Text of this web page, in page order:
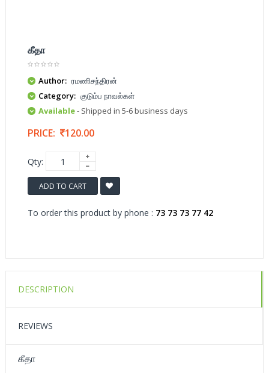
கீதா
Author: ரமணிசந்திரன்
Category: குடும்ப நாவல்கள்
Available- Shipped in 5-6 business days
PRICE: 120.00
Qty:
ADD TO CART
To order this product by phone : 73 73 73 77 42
DESCRIPTION
REVIEWS
கீதா